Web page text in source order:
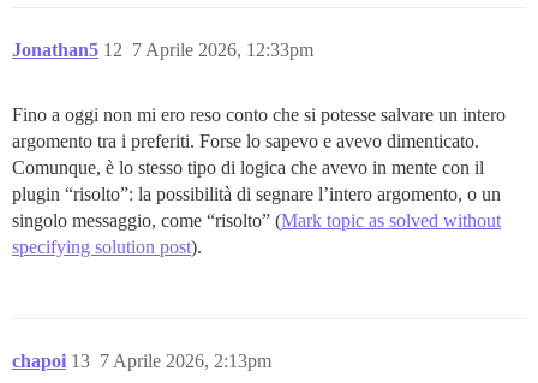
Jonathan5 7 Aprile 2026, 12:33pm
12
Fino a oggi non mi ero reso conto che si potesse salvare un intero
argomento tra i preferiti. Forse lo sapevo e avevo dimenticato.
Comunque, è lo stesso tipo di logica che avevo in mente con il
plugin “risolto”: la possibilità di segnare l’intero argomento, o un
singolo messaggio, come “risolto” (Mark topic as solved without
specifying solution post).
chapoi 7 Aprile 2026, 2:13pm
13